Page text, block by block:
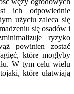
węży ogrodowych
ich odpowiednie
użyciu zaleca się
się osadów i
ryzyko
powinien zostać
które mogłyby
W tym celu wielu
które ułatwiają